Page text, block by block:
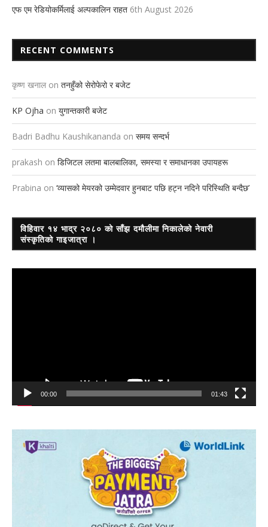
एफ एम रेडियोकर्मिलाई अल्पकालिन राहत 6th August 2026
RECENT COMMENTS
कृष्ण खनाल on तनहुँको सेरोफेरो र बजेट
KP Ojha on युगान्तकारी बजेट
Badri Badhu Kaushikananda on समय सन्दर्भ
prakash on डिजिटल लतमा बालबालिका, समस्या र समाधानका उपायहरू
Prabina on ‘व्यासको मेयरको उम्मेदवार हुनबाट पछि हट्न नदिने परिस्थिति बन्दैछ’
विहिवार १४ भाद्र २०८० को साँझ दमौलीमा निकालेको नेवारी
संस्कृतिको गाइजात्रा ।
00:00 01:43